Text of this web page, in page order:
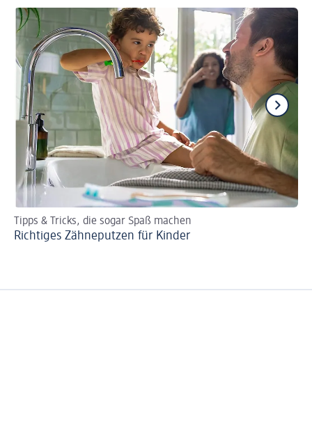
Tipps & Tricks, die sogar Spaß machen
Richtiges Zähneputzen für Kinder